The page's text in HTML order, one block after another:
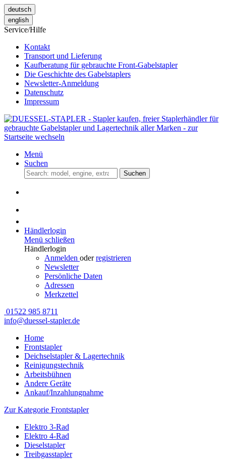
deutsch
english
Service/Hilfe
Kontakt
Transport und Lieferung
Kaufberatung für gebrauchte Front-Gabelstapler
Die Geschichte des Gabelstaplers
Newsletter-Anmeldung
Datenschutz
Impressum
Menü
Suchen
Suchen
Händlerlogin
Menü schließen
Händlerlogin
Anmelden oderregistrieren
Newsletter
Persönliche Daten
Adressen
Merkzettel
01522 985 8711
info@duessel-stapler.de
Home
Frontstapler
Deichselstapler & Lagertechnik
Reinigungstechnik
Arbeitsbühnen
Andere Geräte
Ankauf/Inzahlungnahme
Zur Kategorie Frontstapler
Elektro 3-Rad
Elektro 4-Rad
Dieselstapler
Treibgasstapler